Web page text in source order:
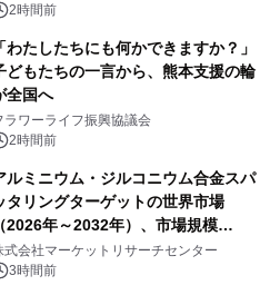
2時間前
「わたしたちにも何かできますか？」
どもたちの一言から、熊本支援の輪
全国へ
ラワーライフ振興協議会
2時間前
ルミニウム・ジルコニウム合金スパ
タリングターゲットの世界市場
（2026年～2032年）、市場規模
0.995、0.999、その他）・分析レポ
トを発表
式会社マーケットリサーチセンター
3時間前